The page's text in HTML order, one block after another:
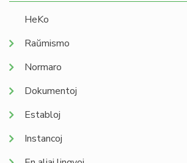
HeKo
Raŭmismo
Normaro
Dokumentoj
Establoj
Instancoj